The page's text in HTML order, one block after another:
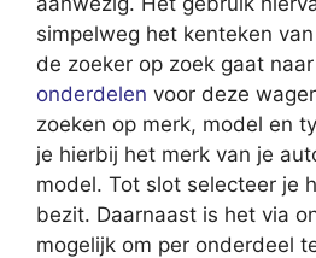
simpelweg het kenteken
de zoeker op zoek gaat
onderdelen voor deze
zoeken op merk, model en
je hierbij het merk van je
model. Tot slot selecteer je
bezit. Daarnaast is het via
mogelijk om per onderdeel